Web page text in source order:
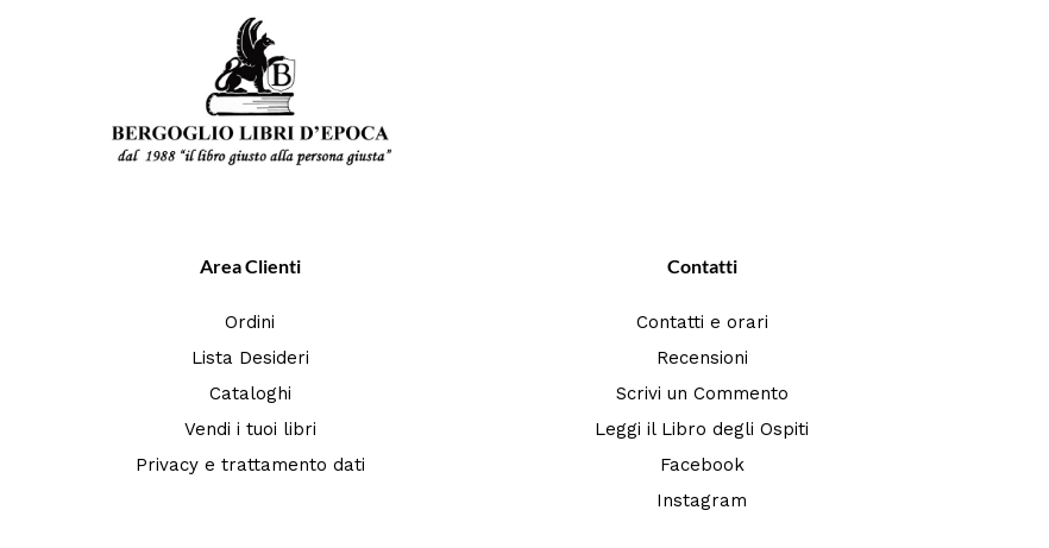
Area Clienti
Ordini
Lista Desideri
Cataloghi
Vendi i tuoi libri
Privacy e trattamento dati
Contatti
Contatti e orari
Recensioni
Scrivi un Commento
Leggi il Libro degli Ospiti
Facebook
Instagram